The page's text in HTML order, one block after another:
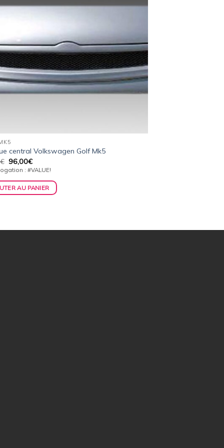
central Volkswagen Golf Mk5
€ Le
prix
initial
était :
99,00€.
96,00€Le
prix
actuel
est :
96,00€.
: #VALUE!
AU PANIER